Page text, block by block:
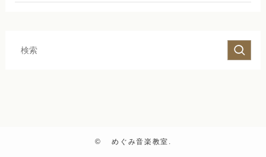
© めぐみ音楽教室.